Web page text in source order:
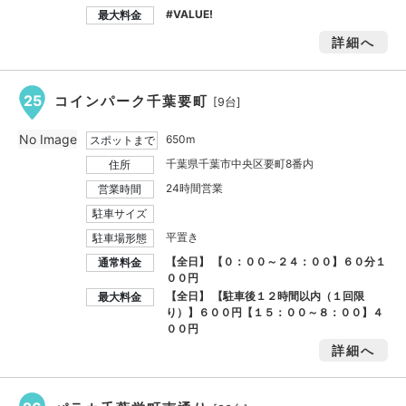
最大料金 #VALUE!
詳細へ
25 コインパーク千葉要町 [9台]
スポットまで
650m
住所
千葉県千葉市中央区要町8番内
営業時間
24時間営業
駐車サイズ
駐車場形態
平置き
通常料金
【全日】 【０：００～２４：００】６０分１
００円
最大料金
【全日】 【駐車後１２時間以内（１回限
り）】６００円【１５：００～８：００】４
００円
詳細へ
No Image